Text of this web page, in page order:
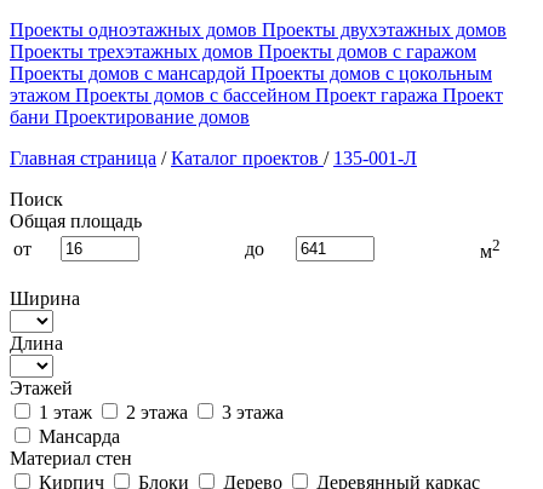
Проекты одноэтажных домов Проекты двухэтажных домов
Проекты трехэтажных домов Проекты домов с гаражом
Проекты домов с мансардой Проекты домов с цокольным
этажом Проекты домов с бассейном Проект гаража Проект
бани Проектирование домов
Главная страница / Каталог проектов / 135-001-Л
Поиск
Общая площадь
от
до м2
Ширина
Длина
Этажей
1 этаж
2 этажа
3 этажа
Мансарда
Материал стен
Кирпич
Блоки Дерево Деревянный каркас